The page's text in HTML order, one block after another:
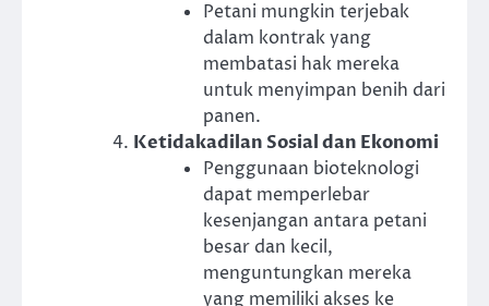
Petani mungkin terjebak
dalam kontrak yang
membatasi hak mereka
untuk menyimpan benih dari
panen.
Ketidakadilan Sosial dan Ekonomi
Penggunaan bioteknologi
dapat memperlebar
kesenjangan antara petani
besar dan kecil,
menguntungkan mereka
yang memiliki akses ke